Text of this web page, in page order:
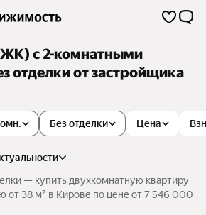
с 2-комнатными
отделки от застройщика
Цена
Без отделки
— купить двухкомнатную квартиру
от 38 м² в Кирове по цене от 7 546 000